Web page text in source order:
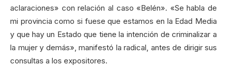
aclaraciones» con relación al caso «Belén». «Se habla de
mi provincia como si fuese que estamos en la Edad Media
y que hay un Estado que tiene la intención de criminalizar a
la mujer y demás», manifestó la radical, antes de dirigir sus
consultas a los expositores.